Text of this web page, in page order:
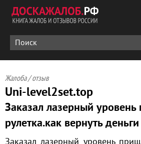
Жалоба / отзыв
Uni-level2set.top
Заказал лазерный
рулетка.как вернуть деньги